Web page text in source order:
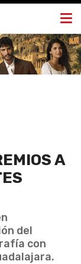
A
del
con